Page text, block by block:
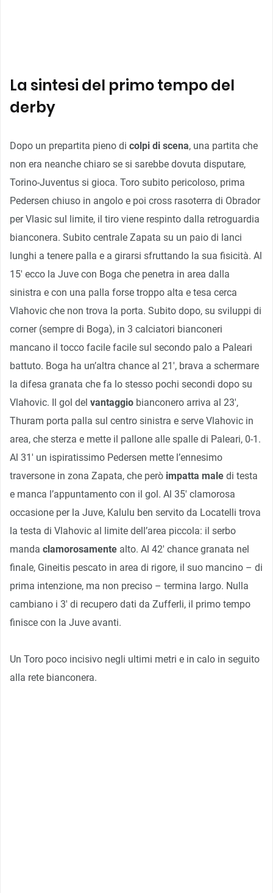
La sintesi del primo tempo del
derby
Dopo un prepartita pieno di colpi di scena, una partita che
non era neanche chiaro se si sarebbe dovuta disputare,
Torino-Juventus si gioca. Toro subito pericoloso, prima
Pedersen chiuso in angolo e poi cross rasoterra di Obrador
per Vlasic sul limite, il tiro viene respinto dalla retroguardia
bianconera. Subito centrale Zapata su un paio di lanci
lunghi a tenere palla e a girarsi sfruttando la sua fisicità. Al
15′ ecco la Juve con Boga che penetra in area dalla
sinistra e con una palla forse troppo alta e tesa cerca
Vlahovic che non trova la porta. Subito dopo, su sviluppi di
corner (sempre di Boga), in 3 calciatori bianconeri
mancano il tocco facile facile sul secondo palo a Paleari
battuto. Boga ha un’altra chance al 21′, brava a schermare
la difesa granata che fa lo stesso pochi secondi dopo su
Vlahovic. Il gol del vantaggio bianconero arriva al 23′,
Thuram porta palla sul centro sinistra e serve Vlahovic in
area, che sterza e mette il pallone alle spalle di Paleari, 0-1.
Al 31′ un ispiratissimo Pedersen mette l’ennesimo
traversone in zona Zapata, che però impatta male di testa
e manca l’appuntamento con il gol. Al 35′ clamorosa
occasione per la Juve, Kalulu ben servito da Locatelli trova
la testa di Vlahovic al limite dell’area piccola: il serbo
manda clamorosamente alto. Al 42′ chance granata nel
finale, Gineitis pescato in area di rigore, il suo mancino – di
prima intenzione, ma non preciso – termina largo. Nulla
cambiano i 3′ di recupero dati da Zufferli, il primo tempo
finisce con la Juve avanti.
Un Toro poco incisivo negli ultimi metri e in calo in seguito
alla rete bianconera.